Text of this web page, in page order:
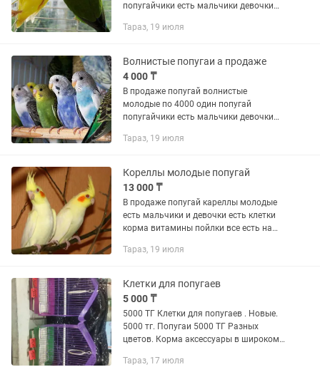
попугайчики есть мальчики девочки
корма витамины пойлки все есть на
Тараз, 19 июля
Волнистые попугаи а продаже
4 000 ₸
В продаже попугай волнистые
молодые по 4000 один попугай
попугайчики есть мальчики девочки
клетки от маленьких размеров до
витамины пойлки...
Тараз, 19 июля
Кореллы молодые попугай
13 000 ₸
В продаже попугай кареллы молодые
есть мальчики и девочки есть клетки
корма витамины пойлки все есть на
отдельную цену есть отправка другие
Тараз, 19 июля
Клетки для попугаев
5 000 ₸
5000 ТГ Клетки для попугаев . Новые.
5000 тг. Попугаи 5000 ТГ Разных
цветов. Корма аксессуары в широком
Тараз, 17 июля